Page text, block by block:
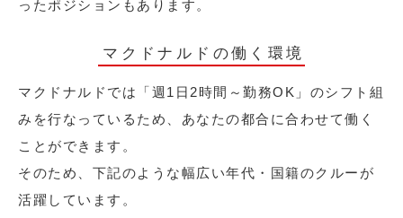
ったポジションもあります。
マクドナルドの働く環境
マクドナルドでは「週1日2時間～勤務OK」のシフト組
みを行なっているため、あなたの都合に合わせて働く
ことができます。
そのため、下記のような幅広い年代・国籍のクルーが
活躍しています。